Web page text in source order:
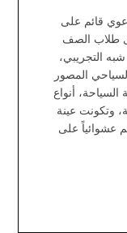
قائم على
طلاب الصف
التجريبي،
المصور
أنواع
وتكونت عينة
تم توزيعهم عشوائياً على